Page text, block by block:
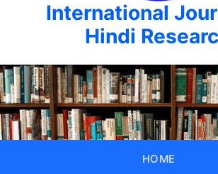
International
Hindi
HOME